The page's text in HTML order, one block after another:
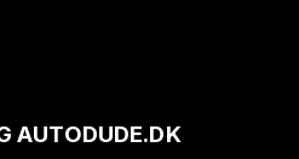
AUTODUDE.DK